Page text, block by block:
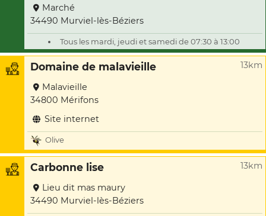
Marché
34490 Murviel-lès-Béziers
Tous les mardi, jeudi et samedi de 07:30 à 13:00
Domaine de malavieille 13km
Malavieille
34800 Mérifons
Site internet
Olive
Carbonne lise 13km
Lieu dit mas maury
34490 Murviel-lès-Béziers